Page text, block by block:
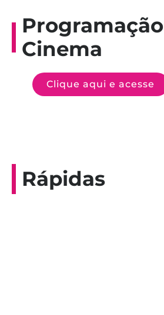
Programação
Cinema
Clique aqui e acesse
Rápidas